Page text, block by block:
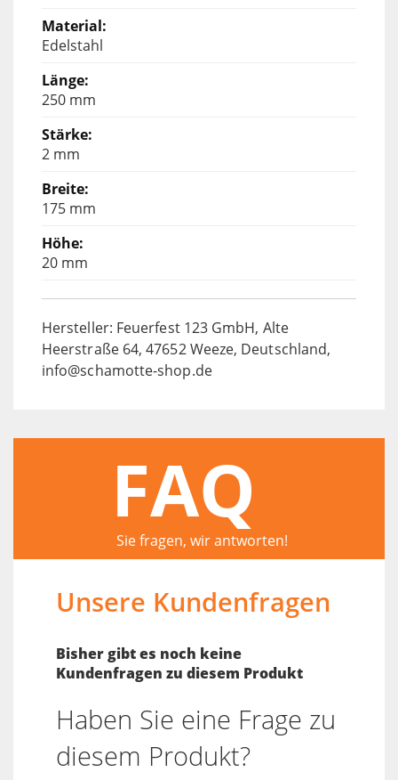
Edelstahl
250 mm
2 mm
175 mm
20 mm
Hersteller: Feuerfest 123 GmbH, Alte
Heerstraße 64, 47652 Weeze, Deutschland,
info@schamotte-shop.de
FAQ
Sie fragen, wir antworten!
Unsere Kundenfragen
Bisher gibt es noch keine
Kundenfragen zu diesem Produkt
Haben Sie eine Frage zu
diesem Produkt?